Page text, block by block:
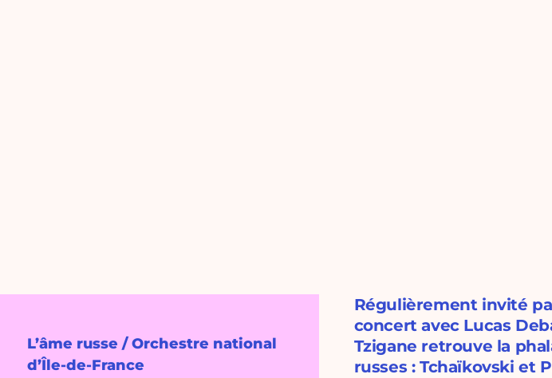
L’âme russe / Orchestre national
d’Île-de-France
Régulièrement invité
concert avec Lucas
Tzigane retrouve la
russes : Tchaïkovski et